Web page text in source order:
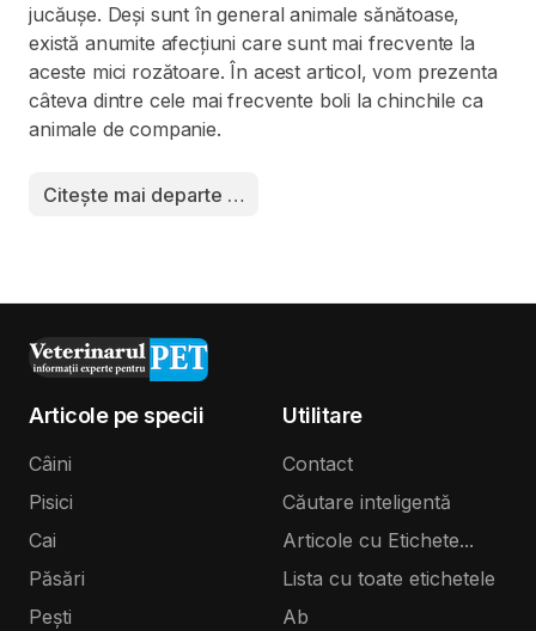
jucăușe. Deși sunt în general animale sănătoase,
există anumite afecțiuni care sunt mai frecvente la
aceste mici rozătoare. În acest articol, vom prezenta
câteva dintre cele mai frecvente boli la chinchile ca
animale de companie.
Citește mai departe …
Articole pe specii
Câini
Pisici
Cai
Păsări
Pești
Utilitare
Contact
Căutare inteligentă
Articole cu Etichete...
Lista cu toate etichetele
Ab